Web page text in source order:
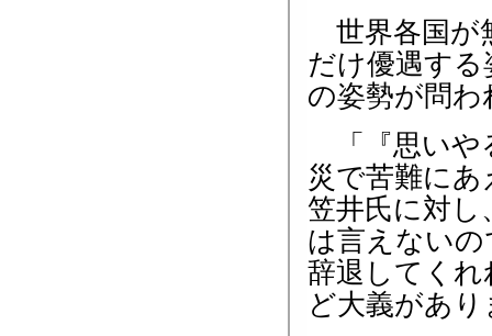
世界各国が
だけ優遇する
の姿勢が問わ
「『思いや
災で苦難に
笠井氏に対
は言えない
辞退してく
ど大義があ